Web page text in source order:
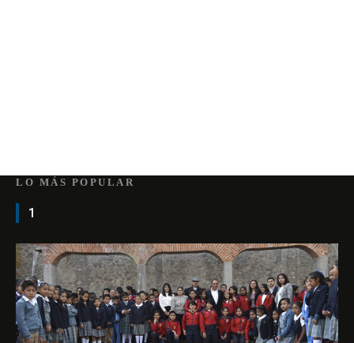
LO MÁS POPULAR
1